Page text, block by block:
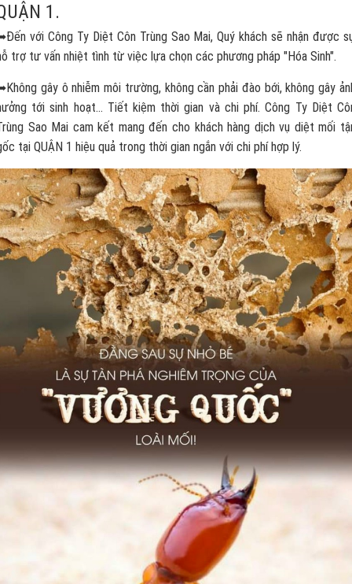
1.
với Công Ty Diệt Côn Trùng Sao Mai, Quý khách sẽ nhận được
trợ tư vấn nhiệt tình từ việc lựa chọn các phương pháp "Hóa Sinh".
gây ô nhiễm môi trường, không cần phải đào bới, không gây
tới sinh hoạt... Tiết kiệm thời gian và chi phí. Công Ty Diệt
Sao Mai cam kết mang đến cho khách hàng dịch vụ diệt mối
tại QUẬN 1 hiệu quả trong thời gian ngắn với chi phí hợp lý.